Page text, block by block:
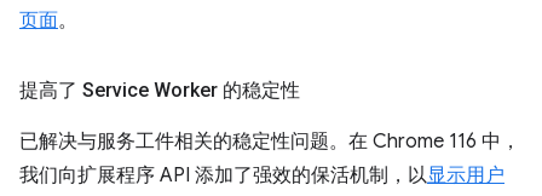
页面。
提高了 Service Worker 的稳定性
已解决与服务工件相关的稳定性问题。在 Chrome 116 中，
我们向扩展程序 API 添加了强效的保活机制，以显示用户